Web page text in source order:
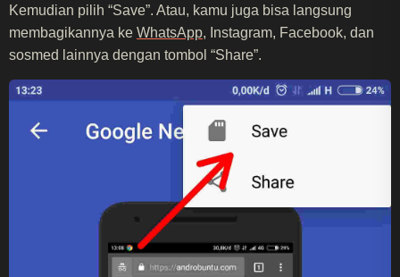
Kemudian pilih “Save”. Atau, kamu juga bisa langsung
membagikannya ke WhatsApp, Instagram, Facebook, dan
sosmed lainnya dengan tombol “Share”.